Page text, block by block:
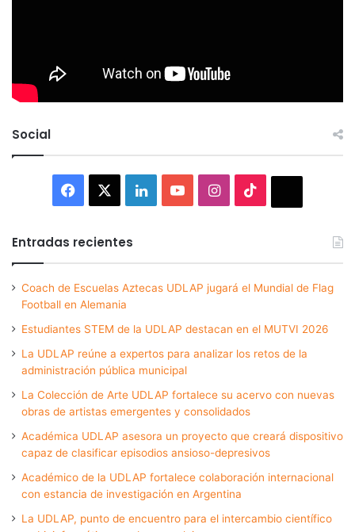
Social
Facebook LinkedInYouTubeInstagram
Entradas recientes
Coach de Escuelas Aztecas UDLAP jugará el Mundial de Flag
Football en Alemania
Estudiantes STEM de la UDLAP destacan en el MUTVI 2026
La UDLAP reúne a expertos para analizar los retos de la
administración pública municipal
La Colección de Arte UDLAP fortalece su acervo con nuevas
obras de artistas emergentes y consolidados
Académica UDLAP asesora un proyecto que creará dispositivo
capaz de clasificar episodios ansioso-depresivos
Académico de la UDLAP fortalece colaboración internacional
con estancia de investigación en Argentina
La UDLAP, punto de encuentro para el intercambio científico